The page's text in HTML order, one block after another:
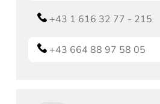
+43 1 616 32 77 - 215
+43 664 88 97 58 05